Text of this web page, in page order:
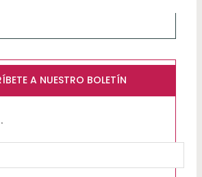
A NUESTRO BOLETÍN
*